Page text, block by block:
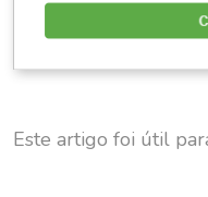
Este artigo foi útil